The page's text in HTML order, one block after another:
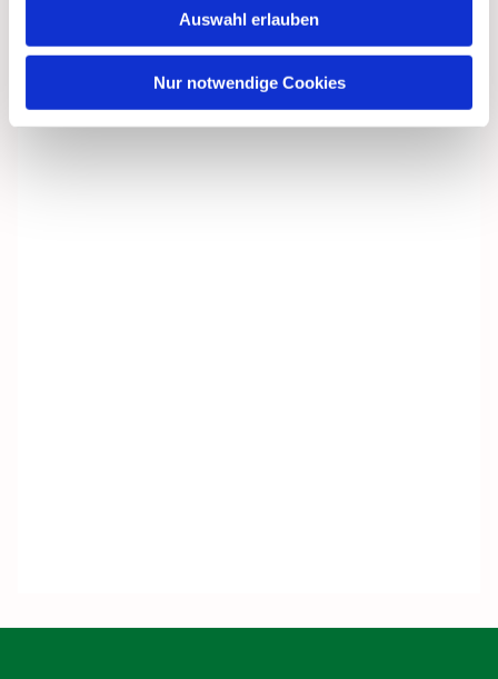
Auswahl erlauben
Nur notwendige Cookies
interessieren